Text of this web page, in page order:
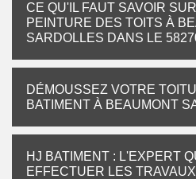
CE QU'IL FAUT SAVOIR
PEINTURE DES TOITS À
SARDOLLES DANS LE
DÉMOUSSEZ VOTRE
BATIMENT À BEAUMONT
HJ BATIMENT : L'EXPERT
EFFECTUER LES